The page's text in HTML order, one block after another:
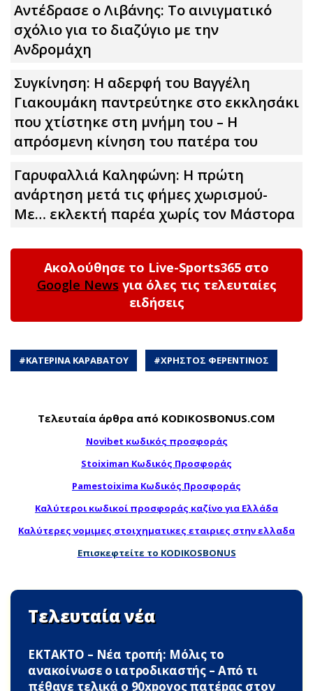
Αντέδρασε ο Λιβάνης: To αινιγματικό
σχόλιο για το διαζύγιο με την
Ανδρομάχη
Συγκίνηση: Η αδεpφή του Βαγγέλη
Γιακουμάκη παντρεύτηκε στο εκκλησάκι
που χτίστηκε στη μνήμη του – Η
απρόσμενη κίνηση του πατέpα του
Γαρυφαλλιά Καληφώνη: Η πρώτη
ανάρτηση μετά τις φήμες χωρισμού-
Με… εκλεκτή παρέα χωρίς τον Μάστορα
Ακολούθησε το Live-Sports365 στο
Google News για όλες τις τελευταίες
ειδήσεις
#ΚΑΤΕΡΙΝΑ ΚΑΡΑΒΑΤΟΥ #ΧΡΗΣΤΟΣ ΦΕΡΕΝΤΙΝΟΣ
Τελευταία άρθρα από KODIKOSBONUS.COM
Novibet κωδικός προσφοράς
Stoiximan Κωδικός Προσφοράς
Pamestoixima Κωδικός Προσφοράς
Καλύτεροι κωδικοί προσφοράς καζίνο για Ελλάδα
Καλύτερες νομιμες στοιχηματικες εταιριες στην ελλαδα
Επισκεφτείτε το KODIKOSBONUS
Τελευταία νέα
ΕΚΤΑΚΤΟ – Νέα τροπή: Μόλις το
ανακοίνωσε ο ιατροδικαστής – Από τι
πέθαvε τελικά ο 90xpovoς πατέpας στον